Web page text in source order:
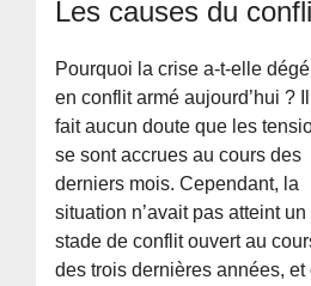
Les causes du
Pourquoi la crise a-t-elle
en conflit armé aujourd’hui ?
fait aucun doute que les
se sont accrues au cours des
derniers mois. Cependant, la
situation n’avait pas atteint un
stade de conflit ouvert au
des trois dernières années, et